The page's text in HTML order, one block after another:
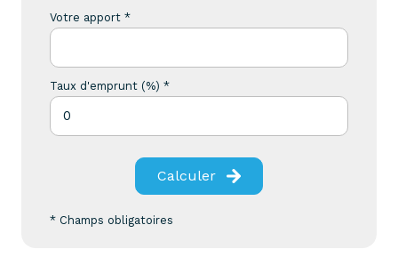
Votre apport *
Taux d'emprunt (%) *
Calculer
* Champs obligatoires